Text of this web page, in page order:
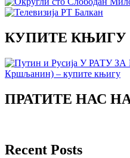
КУПИТЕ КЊИГУ
ПРАТИТЕ НАС
Recent Posts